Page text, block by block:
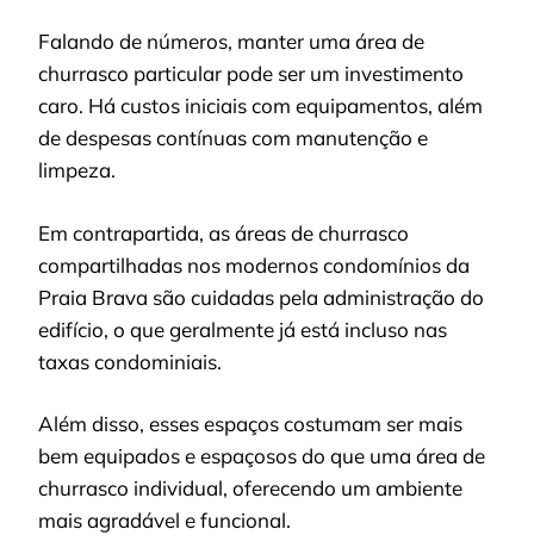
Falando de números, manter uma área de
churrasco particular pode ser um investimento
caro. Há custos iniciais com equipamentos, além
de despesas contínuas com manutenção e
limpeza.
Em contrapartida, as áreas de churrasco
compartilhadas nos modernos condomínios da
Praia Brava são cuidadas pela administração do
edifício, o que geralmente já está incluso nas
taxas condominiais.
Além disso, esses espaços costumam ser mais
bem equipados e espaçosos do que uma área de
churrasco individual, oferecendo um ambiente
mais agradável e funcional.